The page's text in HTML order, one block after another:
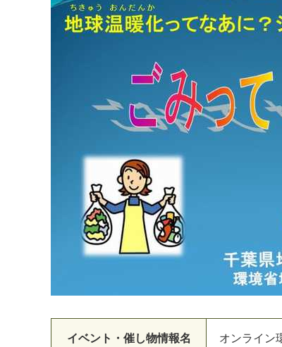
イベント・催し物情報名 オンライン